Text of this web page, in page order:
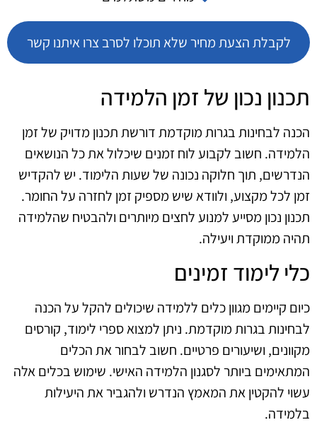
לקבלת הצעת מחיר שלא תוכלו לסרב צרו איתנו קשר
תכנון נכון של זמן הלמידה
הכנה לבחינות בגרות מוקדמת דורשת תכנון מדויק של זמן
הלמידה. חשוב לקבוע לוח זמנים שיכלול את כל הנושאים
הנדרשים, תוך חלוקה נכונה של שעות הלימוד. יש להקדיש
זמן לכל מקצוע, ולוודא שיש מספיק זמן לחזרה על החומר.
תכנון נכון מסייע למנוע לחצים מיותרים ולהבטיח שהלמידה
תהיה ממוקדת ויעילה.
כלי לימוד זמינים
כיום קיימים מגוון כלים ללמידה שיכולים להקל על הכנה
לבחינות בגרות מוקדמת. ניתן למצוא ספרי לימוד, קורסים
מקוונים, ושיעורים פרטיים. חשוב לבחור את הכלים
המתאימים ביותר לסגנון הלמידה האישי. שימוש בכלים אלה
עשוי להקטין את המאמץ הנדרש ולהגביר את היעילות
בלמידה.